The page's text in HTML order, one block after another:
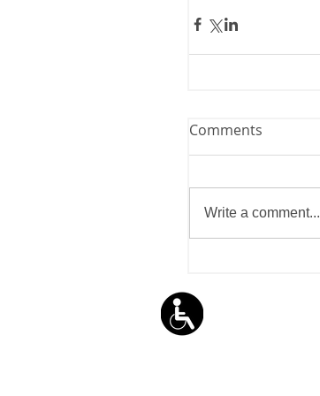
Comments
Write a comment...